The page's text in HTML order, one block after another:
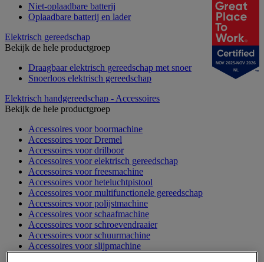
Niet-oplaadbare batterij
Oplaadbare batterij en lader
Elektrisch gereedschap
Bekijk de hele productgroep
Draagbaar elektrisch gereedschap met snoer
Snoerloos elektrisch gereedschap
Elektrisch handgereedschap - Accessoires
Bekijk de hele productgroep
Accessoires voor boormachine
Accessoires voor Dremel
Accessoires voor drilboor
Accessoires voor elektrisch gereedschap
Accessoires voor freesmachine
Accessoires voor heteluchtpistool
Accessoires voor multifunctionele gereedschap
Accessoires voor polijstmachine
Accessoires voor schaafmachine
Accessoires voor schroevendraaier
Accessoires voor schuurmachine
Accessoires voor slijpmachine
Accessoires voor snij- en snoeigereedschap
NOV 2025-NOV 2026
NL